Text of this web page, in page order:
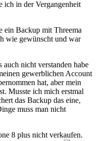
ich in der Vergangenheit
ein Backup mit Threema
wie gewünscht und war
nicht verstanden habe
gewerblichen Account
hat, aber mein
Musste ich mich erstmal
das Backup das eine,
muss man nicht
8 plus nicht verkaufen.